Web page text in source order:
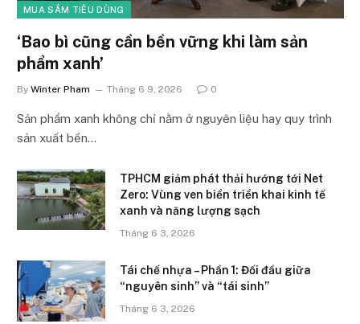
MUA SẮM TIÊU DÙNG
‘Bao bì cũng cần bền vững khi làm sản
phẩm xanh’
By Winter Pham Tháng 6 9, 2026 0
Sản phẩm xanh không chỉ nằm ở nguyên liệu hay quy trình
sản xuất bền…
TPHCM giảm phát thải hướng tới Net
Zero: Vùng ven biển triển khai kinh tế
xanh và năng lượng sạch
Tháng 6 3, 2026
Tái chế nhựa – Phần 1: Đối đầu giữa
“nguyên sinh” và “tái sinh”
Tháng 6 3, 2026